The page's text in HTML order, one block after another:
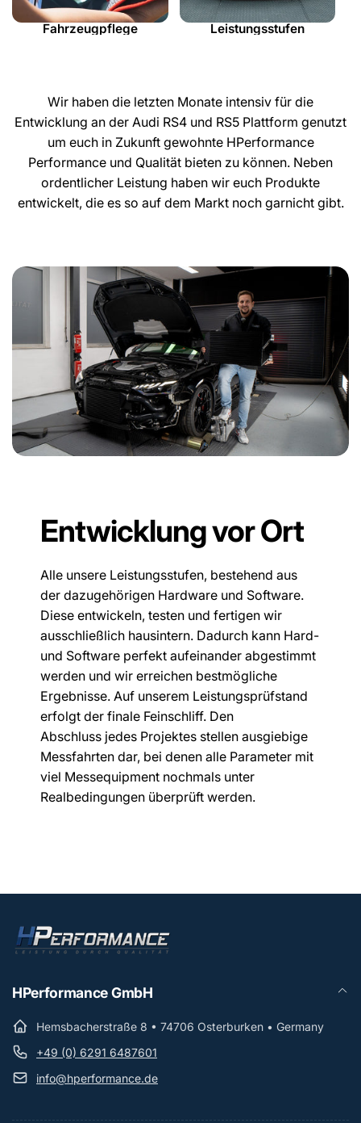
Fahrzeugpflege Leistungsstufen
Wir haben die letzten Monate intensiv für die
Entwicklung an der Audi RS4 und RS5 Plattform genutzt
um euch in Zukunft gewohnte HPerformance
Performance und Qualität bieten zu können. Neben
ordentlicher Leistung haben wir euch Produkte
entwickelt, die es so auf dem Markt noch garnicht gibt.
Entwicklung vor Ort
Alle unsere Leistungsstufen, bestehend aus
der dazugehörigen Hardware und Software.
Diese entwickeln, testen und fertigen wir
ausschließlich hausintern. Dadurch kann Hard-
und Software perfekt aufeinander abgestimmt
werden und wir erreichen bestmögliche
Ergebnisse. Auf unserem Leistungsprüfstand
erfolgt der finale Feinschliff. Den
Abschluss jedes Projektes stellen ausgiebige
Messfahrten dar, bei denen alle Parameter mit
viel Messequipment nochmals unter
Realbedingungen überprüft werden.
HPerformance GmbH
Hemsbacherstraße 8 • 74706 Osterburken • Germany
+49 (0) 6291 6487601
info@hperformance.de